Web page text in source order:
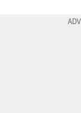
할라피뇨